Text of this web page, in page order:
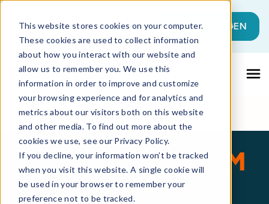
This website stores cookies on your computer.
These cookies are used to collect information
about how you interact with our website and
allow us to remember you. We use this
information in order to improve and customize
your browsing experience and for analytics and
metrics about our visitors both on this website
and other media. To find out more about the
cookies we use, see our Privacy Policy.
If you decline, your information won’t be tracked
when you visit this website. A single cookie will
be used in your browser to remember your
preference not to be tracked.
Dies ist ein Suchfeld mit einer
Es gibt keine Vorschläge, da das
JETZT LOSLEGEN
PARTNER PROGRAMM
2026